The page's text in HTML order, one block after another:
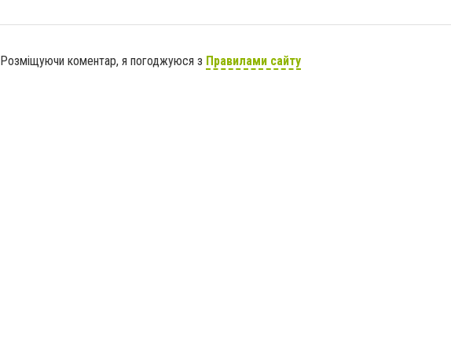
Розміщуючи коментар, я погоджуюся з Правилами сайту